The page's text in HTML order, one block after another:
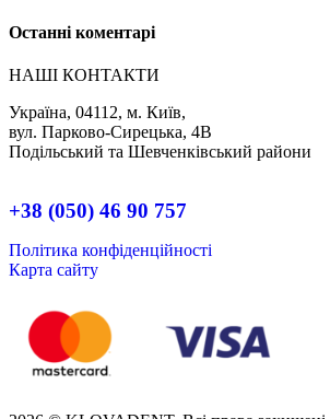
Останні коментарі
НАШІ КОНТАКТИ
Україна, 04112, м. Київ,
вул. Парково-Сирецька, 4В
Подільський та Шевченківський райони
+38 (050) 46 90 757
Політика конфіденційності
Карта сайту